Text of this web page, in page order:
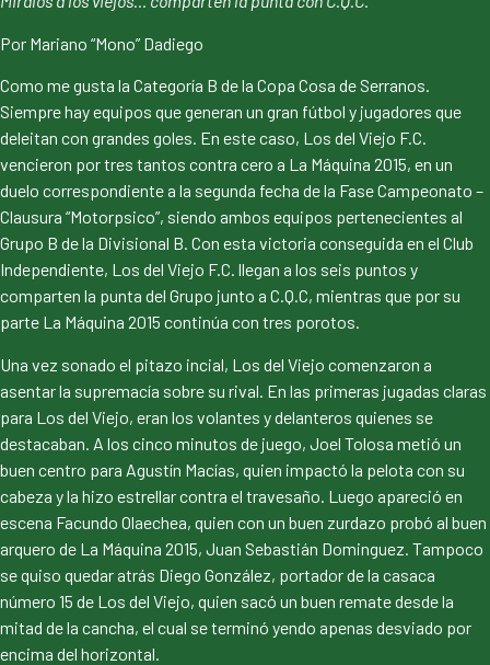
Por Mariano “Mono” Dadiego
Como me gusta la Categoría B de la Copa Cosa de Serranos.
Siempre hay equipos que generan un gran fútbol y jugadores que
deleitan con grandes goles. En este caso, Los del Viejo F.C.
vencieron por tres tantos contra cero a La Máquina 2015, en un
duelo correspondiente a la segunda fecha de la Fase Campeonato –
Clausura “Motorpsico”, siendo ambos equipos pertenecientes al
Grupo B de la Divisional B. Con esta victoria conseguida en el Club
Independiente, Los del Viejo F.C. llegan a los seis puntos y
comparten la punta del Grupo junto a C.Q.C, mientras que por su
parte La Máquina 2015 continúa con tres porotos.
Una vez sonado el pitazo incial, Los del Viejo comenzaron a
asentar la supremacía sobre su rival. En las primeras jugadas claras
para Los del Viejo, eran los volantes y delanteros quienes se
destacaban. A los cinco minutos de juego, Joel Tolosa metió un
buen centro para Agustín Macías, quien impactó la pelota con su
cabeza y la hizo estrellar contra el travesaño. Luego apareció en
escena Facundo Olaechea, quien con un buen zurdazo probó al buen
arquero de La Máquina 2015, Juan Sebastián Dominguez. Tampoco
se quiso quedar atrás Diego González, portador de la casaca
número 15 de Los del Viejo, quien sacó un buen remate desde la
mitad de la cancha, el cual se terminó yendo apenas desviado por
encima del horizontal.